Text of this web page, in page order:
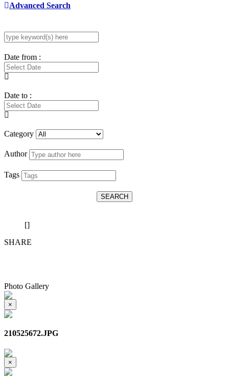
Advanced Search
Date from :
Date to :
Category
Author
Tags
SEARCH
[]
SHARE
Photo Gallery
×
210525672.JPG
×